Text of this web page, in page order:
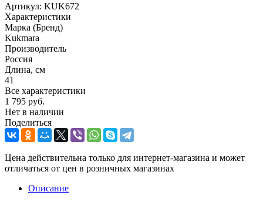
Артикул: KUK672
Характеристики
Марка (Бренд)
Kukmara
Производитель
Россия
Длина, см
41
Все характеристики
1 795 руб.
Нет в наличии
Поделиться
Цена действительна только для интернет-магазина и может
отличаться от цен в розничных магазинах
Описание